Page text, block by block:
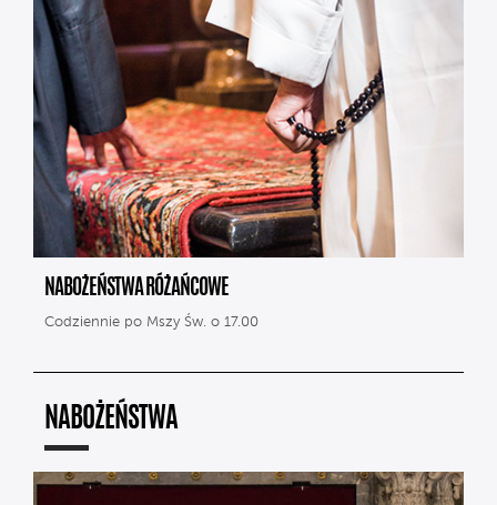
NABOŻEŃSTWA RÓŻAŃCOWE
Codziennie po Mszy Św. o 17.00
NABOŻEŃSTWA